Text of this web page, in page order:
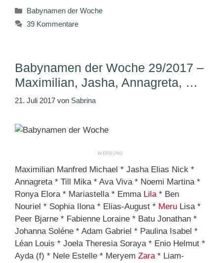
Kategorien
Babynamen der Woche
39 Kommentare
Babynamen der Woche 29/2017 –
Maximilian, Jasha, Annagreta, …
21. Juli 2017 von Sabrina
Maximilian Manfred Michael * Jasha Elias Nick *
Annagreta * Till Mika * Ava Viva * Noemi Martina *
Ronya Elora * Mariastella * Emma Lila* Ben
Nouriel * Sophia Ilona * Elias-August * Meru Lisa *
Peer Bjarne * Fabienne Loraine * Batu Jonathan *
Johanna Soléne * Adam Gabriel * Paulina Isabel *
Léan Louis * Joela Theresia Soraya * Enio Helmut *
Ayda (f) * Nele Estelle * Meryem Zara* Liam-